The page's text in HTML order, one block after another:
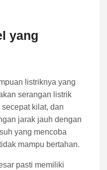
yang
listriknya yang
serangan listrik
kilat, dan
jarak jauh dengan
yang mencoba
mampu bertahan.
pasti memiliki